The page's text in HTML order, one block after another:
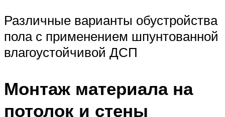
Различные варианты обустройства
пола с применением шпунтованной
влагоустойчивой ДСП
Монтаж материала на
потолок и стены